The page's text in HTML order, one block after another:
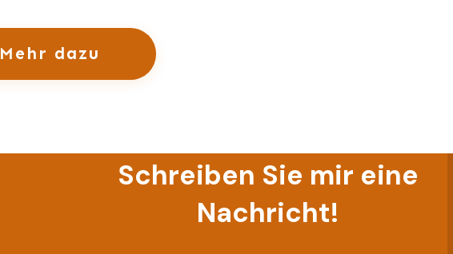
Mehr dazu
Schreiben Sie mir eine
Nachricht!